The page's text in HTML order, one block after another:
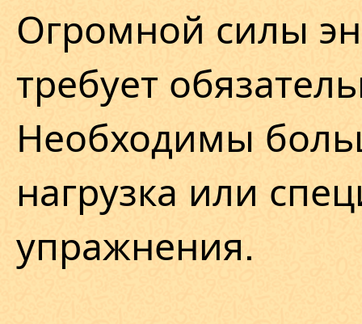
Огромной силы
требует
Необходимы
нагрузка или
упражнения.